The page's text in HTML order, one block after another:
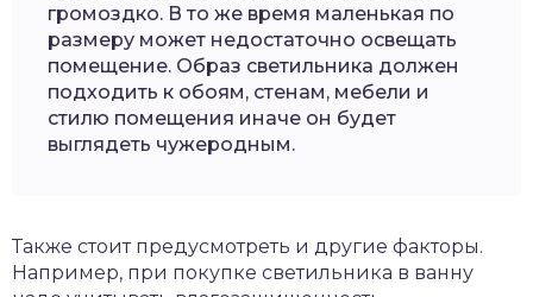
громоздко. В то же время маленькая по
размеру может недостаточно освещать
помещение. Образ светильника должен
подходить к обоям, стенам, мебели и
стилю помещения иначе он будет
выглядеть чужеродным.
Также стоит предусмотреть и другие факторы.
Например, при покупке светильника в ванну